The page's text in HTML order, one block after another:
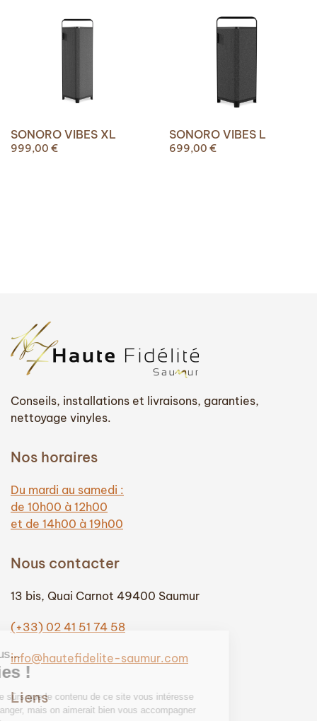
SONORO VIBES XL
999,00 €
SONORO VIBES L
699,00 €
Conseils, installations et livraisons, garanties,
nettoyage vinyles.
Nos horaires
Du mardi au samedi :
de 10h00 à 12h00
et de 14h00 à 19h00
Nous contacter
13 bis, Quai Carnot 49400 Saumur
(+33) 02 41 51 74 58
info@hautefidelite-saumur.com
Liens